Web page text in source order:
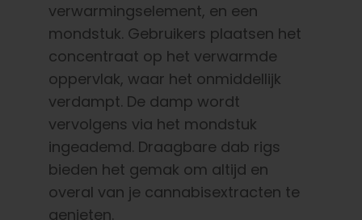
verwarmingselement, en een
mondstuk. Gebruikers plaatsen het
concentraat op het verwarmde
oppervlak, waar het onmiddellijk
verdampt. De damp wordt
vervolgens via het mondstuk
ingeademd. Draagbare dab rigs
bieden het gemak om altijd en
overal van je cannabisextracten te
genieten.